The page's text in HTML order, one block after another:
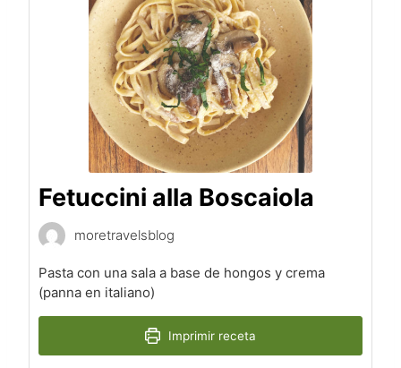
Fetuccini alla Boscaiola
moretravelsblog
Pasta con una sala a base de hongos y crema
(panna en italiano)
Imprimir receta